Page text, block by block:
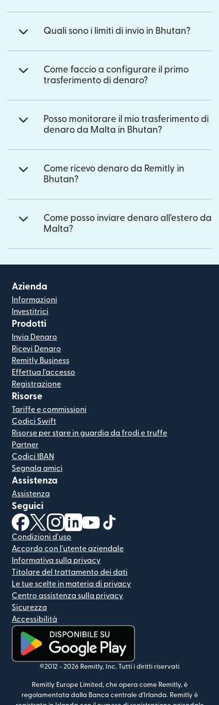
Quali sono i limiti di invio in Bhutan?
Come faccio a configurare il primo
trasferimento di denaro?
Posso monitorare il mio trasferimento di
denaro da Malta in Bhutan?
Come ricevo denaro da Remitly in
Bhutan?
Come posso inviare denaro all'estero da
Malta?
Azienda
Informazioni
Investitrici
Prodotti
Invia Denaro
Ricevi Denaro
Remitly Business
Effettua l'accesso
Registrazione
Risorse
Tariffe e commissioni
Codici Swift
Risorse per stare in guardia da frodi e truffe
Partner
Codici IBAN
Segnala amici
Assistenza
Assistenza
Seguici
(si apre in una nuova finestra)
(si apre in una nuova finestra)
(si apre in una nuova finestra)
(si apre in una nuova finestra)
(si apre in una nuova finestra)
Condizioni d'uso
Accordo con l'utente aziendale
Informativa sulla privacy
Titolare del trattamento dei dati
Le tue scelte in materia di privacy
Centro assistenza sulla privacy
Sicurezza
Accessibilità
(si apre in una nuova finestra)
©2012 - 2026 Remitly, Inc. Tutti i diritti riservati
Remitly Europe Limited, che opera come Remitly, è
regolamentata dalla Banca centrale d'Irlanda. Remitly è